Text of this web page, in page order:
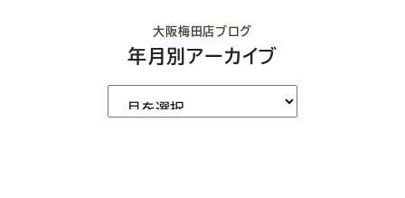
大阪梅田店ブログ
年月別アーカイブ